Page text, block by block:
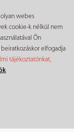
webes
cookie-k nélkül nem
Ön
elfogadja
tájékoztatónkat,